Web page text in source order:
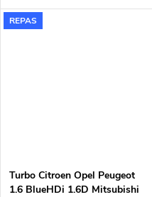
Opel Omega 2.5DTI 120KW, Y
25 DT
REPAS
Turbo Citroen Opel Peugeot
1.6 BlueHDi 1.6D Mitsubishi